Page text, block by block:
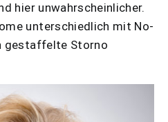
hier unwahrscheinlicher.
unterschiedlich mit No-
gestaffelte Storno